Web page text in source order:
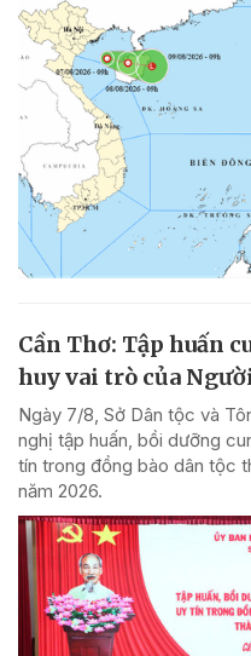
Cần Thơ: Tập huấn
huy vai trò của
Ngày 7/8, Sở Dân tộc và
nghị tập huấn, bồi dưỡng
tín trong đồng bào dân tộc
năm 2026.